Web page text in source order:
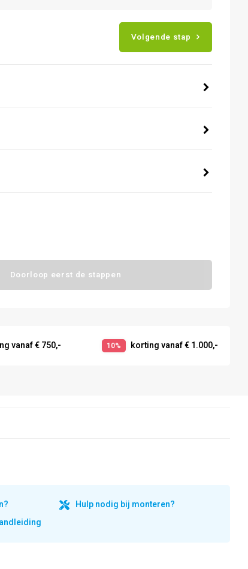
Volgende stap
Doorloop eerst de stappen
vanaf € 750,- 10% korting vanaf € 1.000,-
Hulp nodig bij monteren?